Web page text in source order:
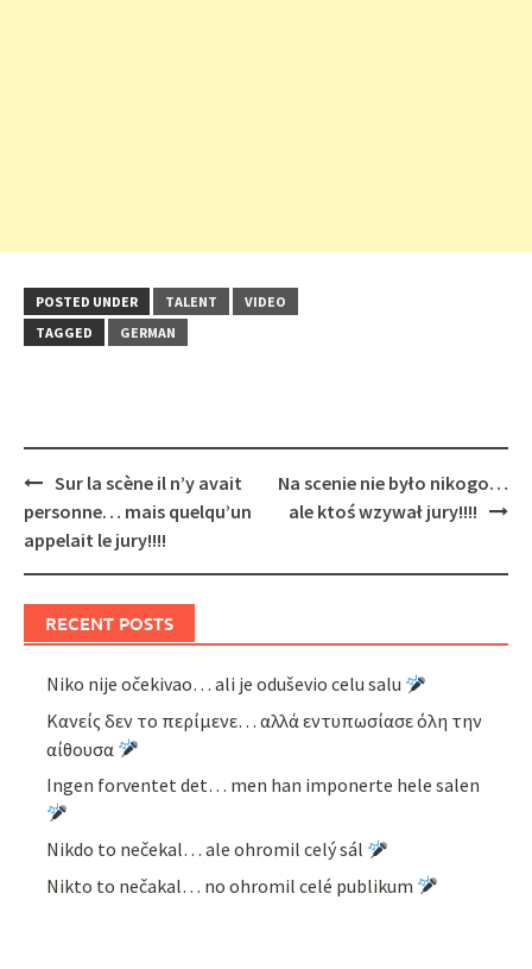
POSTED UNDER TALENT
VIDEO
TAGGED
GERMAN
Post
navigation
Sur la scène il n’y avait
personne… mais quelqu’un
appelait le jury!!!!
Na scenie nie było nikogo…
ale ktoś wzywał jury!!!!
RECENT POSTS
Niko nije očekivao… ali je oduševio celu salu
Κανείς δεν το περίμενε… αλλά εντυπωσίασε όλη την
αίθουσα
Ingen forventet det… men han imponerte hele salen
Nikdo to nečekal… ale ohromil celý sál
Nikto to nečakal… no ohromil celé publikum